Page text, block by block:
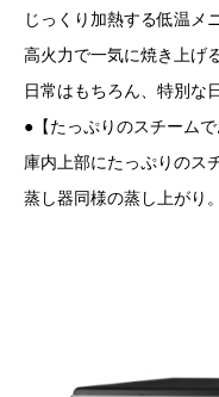
じっくり加熱する低温メ
高火力で一気に焼き上げ
日常はもちろん、特別な
●【たっぷりのスチームで
庫内上部にたっぷりのス
蒸し器同様の蒸し上がり。